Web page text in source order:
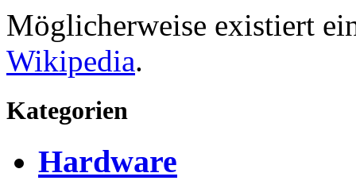
Möglicherweise existiert
Wikipedia.
Kategorien
Hardware